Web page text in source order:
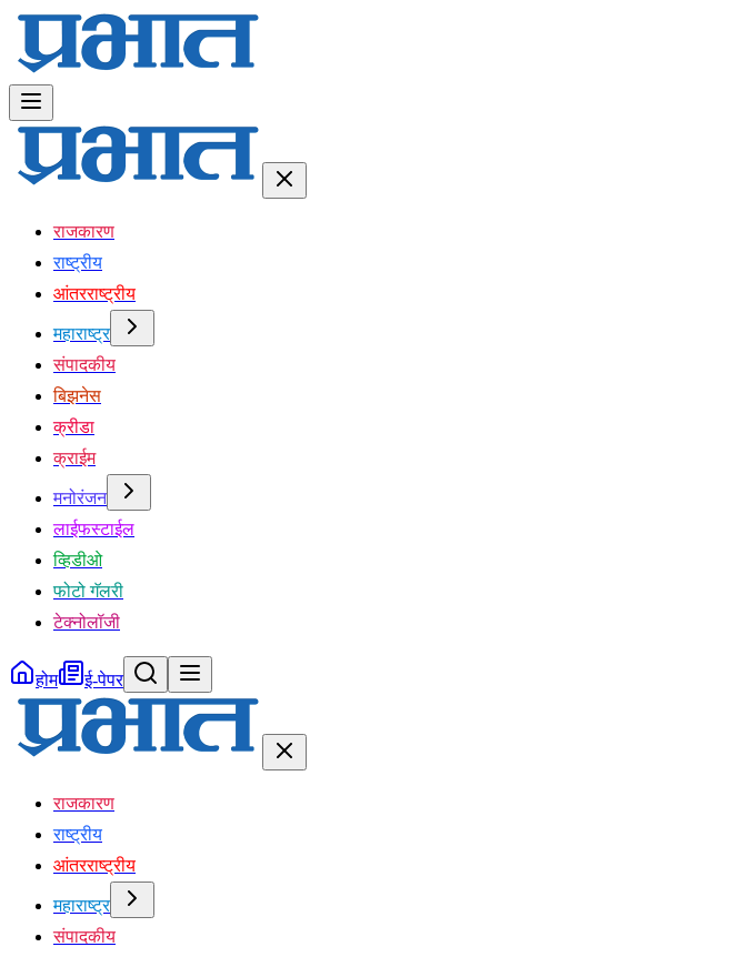
राजकारण
राष्ट्रीय
आंतरराष्ट्रीय
महाराष्ट्र
संपादकीय
बिझनेस
क्रीडा
क्राईम
मनोरंजन
लाईफस्टाईल
व्हिडीओ
फोटो गॅलरी
टेक्नोलॉजी
होम ई-पेपर
राजकारण
राष्ट्रीय
आंतरराष्ट्रीय
महाराष्ट्र
संपादकीय